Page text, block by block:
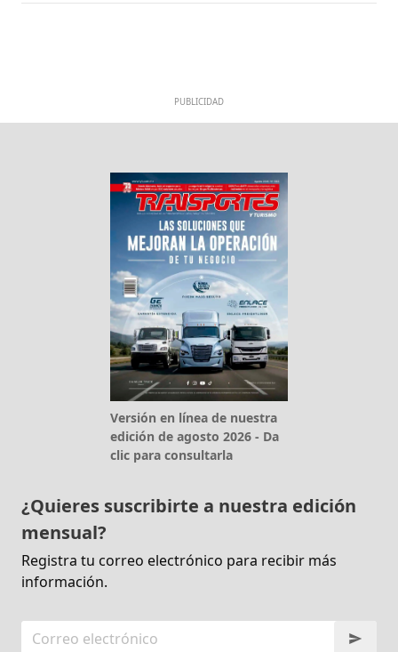
PUBLICIDAD
Versión en línea de nuestra
edición de agosto 2026 - Da
clic para consultarla
¿Quieres suscribirte a nuestra edición
mensual?
Registra tu correo electrónico para recibir más
información.